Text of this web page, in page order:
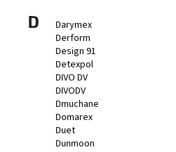
D
Darymex
Derform
Design 91
Detexpol
DIVO DV
DIVODV
Dmuchane
Domarex
Duet
Dunmoon